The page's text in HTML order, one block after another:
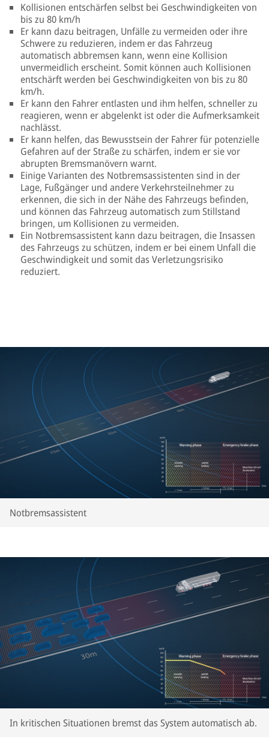
Kollisionen entschärfen selbst bei Geschwindigkeiten von
bis zu 80 km/h
Er kann dazu beitragen, Unfälle zu vermeiden oder ihre
Schwere zu reduzieren, indem er das Fahrzeug
automatisch abbremsen kann, wenn eine Kollision
unvermeidlich erscheint. Somit können auch Kollisionen
entschärft werden bei Geschwindigkeiten von bis zu 80
km/h.
Er kann den Fahrer entlasten und ihm helfen, schneller zu
reagieren, wenn er abgelenkt ist oder die Aufmerksamkeit
nachlässt.
Er kann helfen, das Bewusstsein der Fahrer für potenzielle
Gefahren auf der Straße zu schärfen, indem er sie vor
abrupten Bremsmanövern warnt.
Einige Varianten des Notbremsassistenten sind in der
Lage, Fußgänger und andere Verkehrsteilnehmer zu
erkennen, die sich in der Nähe des Fahrzeugs befinden,
und können das Fahrzeug automatisch zum Stillstand
bringen, um Kollisionen zu vermeiden.
Ein Notbremsassistent kann dazu beitragen, die Insassen
des Fahrzeugs zu schützen, indem er bei einem Unfall die
Geschwindigkeit und somit das Verletzungsrisiko
reduziert.
Notbremsassistent
In kritischen Situationen bremst das System automatisch ab.